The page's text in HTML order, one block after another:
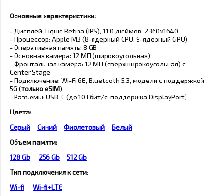
Основные характеристики:
- Дисплей: Liquid Retina (IPS), 11.0 дюймов, 2360x1640.
- Процессор: Apple M3 (8-ядерный CPU, 9-ядерный GPU)
- Оперативная память: 8 GB
- Основная камера: 12 МП (широкоугольная)
- Фронтальная камера: 12 МП (сверхширокоугольная) с
Center Stage
- Подключение: Wi-Fi 6E, Bluetooth 5.3, модели с поддержкой
5G (только eSIM)
- Разъемы: USB-C (до 10 Гбит/с, поддержка DisplayPort)
Цвета:
Серый
Синий Фиолетовый
Белый
Объем памяти:
128 Gb
256 Gb
512 Gb
Тип подключения к сети:
Wi-fi
Wi-fi+LTE